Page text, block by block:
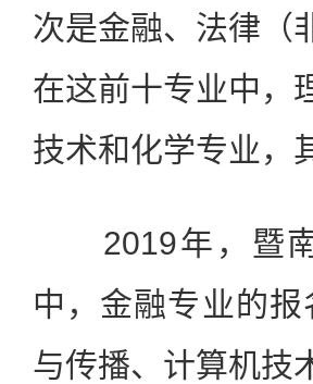
次是金融、法律（
在这前十专业中，
技术和化学专业，
2019年，暨南
中，金融专业的
与传播、计算机技